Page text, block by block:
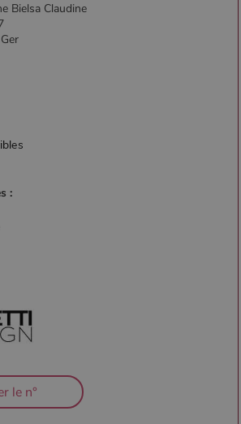
Bielsa Claudine
:
le n°